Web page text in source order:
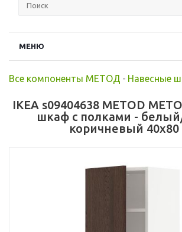
МЕНЮ
Все компоненты МЕТОД - Навесные
IKEA s09404638 METOD
шкаф с полками -
коричневый 40x80